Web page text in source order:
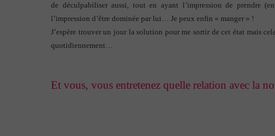
de déculpabiliser aussi, tout en ayant l’impression de prendre
l’impression d’être dominée par lui… Je peux enfin « manger » !
J’espère trouver un jour la solution pour me sortir de cet état mais
quotidiennement…
Et vous, vous entretenez quelle relation avec la